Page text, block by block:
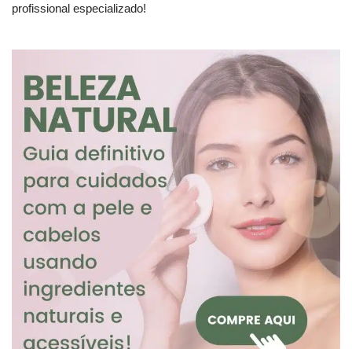
profissional especializado!